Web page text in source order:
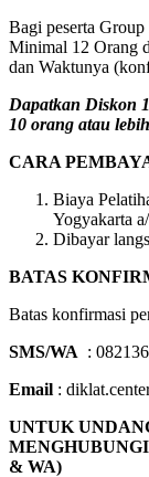
Bagi peserta
Minimal 12 Orang
dan Waktunya
Dapatkan Diskon
10 orang atau
CARA
Biaya
Yogyakarta
Dibayar
BATAS
Batas konfirmasi
SMS/WA :
Email :
UNTUK
MENGHUBUNGI
& WA)